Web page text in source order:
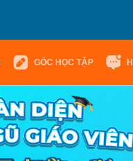
GÓC HỌC TẬP